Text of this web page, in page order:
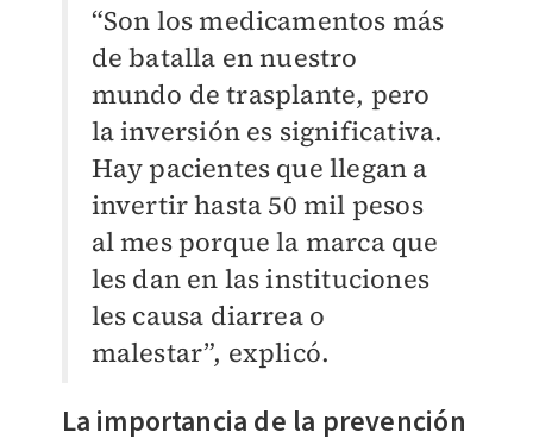
“Son los medicamentos más
de batalla en nuestro
mundo de trasplante, pero
la inversión es significativa.
Hay pacientes que llegan a
invertir hasta 50 mil pesos
al mes porque la marca que
les dan en las instituciones
les causa diarrea o
malestar”, explicó.
La importancia de la prevención